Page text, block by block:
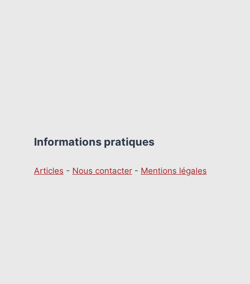
Informations pratiques
Articles - Nous contacter - Mentions légales